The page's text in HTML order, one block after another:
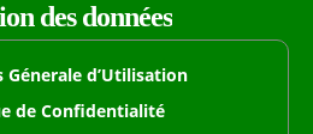
des données
Génerale d’Utilisation
de Confidentialité